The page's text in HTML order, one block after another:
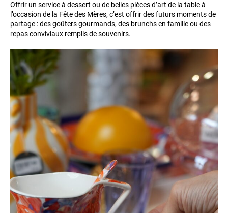
Offrir un service à dessert ou de belles pièces d’art de la table à
l’occasion de la Fête des Mères, c’est offrir des futurs moments de
partage : des goûters gourmands, des brunchs en famille ou des
repas conviviaux remplis de souvenirs.